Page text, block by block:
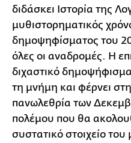
διδάσκει Ιστορία της
μυθιστορηματικός
δημοψηφίσματος του
όλες οι αναδρομές. Η
διχαστικό δημοψήφισμα
τη μνήμη και φέρνει
πανωλεθρία των
πολέμου που θα
συστατικό στοιχείο